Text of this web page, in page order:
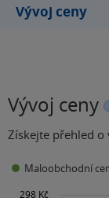
Vývoj ceny
Vývoj ceny
Získejte přehled o
Maloobchodní